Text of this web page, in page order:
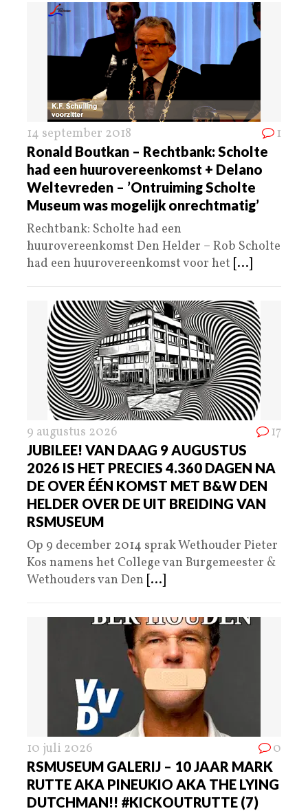
14 september 2018 1
Ronald Boutkan – Rechtbank: Scholte
had een huurovereenkomst + Delano
Weltevreden – ’Ontruiming Scholte
Museum was mogelijk onrechtmatig’
Rechtbank: Scholte had een
huurovereenkomst Den Helder – Rob Scholte
had een huurovereenkomst voor het [...]
9 augustus 2026 17
JUBILEE! VAN DAAG 9 AUGUSTUS
2026 IS HET PRECIES 4.360 DAGEN NA
DE OVER ÉÉN KOMST MET B&W DEN
HELDER OVER DE UIT BREIDING VAN
RSMUSEUM
Op 9 december 2014 sprak Wethouder Pieter
Kos namens het College van Burgemeester &
Wethouders van Den [...]
10 juli 2026 0
RSMUSEUM GALERIJ – 10 JAAR MARK
RUTTE AKA PINEUKIO AKA THE LYING
DUTCHMAN!! #KICKOUTRUTTE (7)